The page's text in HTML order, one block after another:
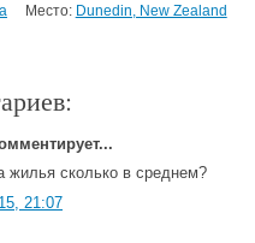
Место: Dunedin, New Zealand
жилья сколько в среднем?
21:07